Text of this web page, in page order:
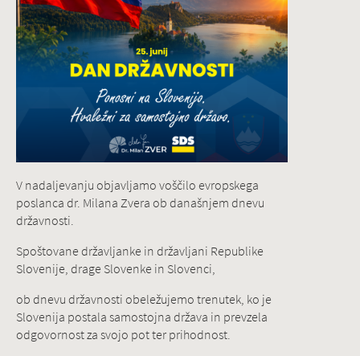
V nadaljevanju objavljamo voščilo evropskega
poslanca dr. Milana Zvera ob današnjem dnevu
državnosti.
Spoštovane državljanke in državljani Republike
Slovenije, drage Slovenke in Slovenci,
ob dnevu državnosti obeležujemo trenutek, ko je
Slovenija postala samostojna država in prevzela
odgovornost za svojo pot ter prihodnost.